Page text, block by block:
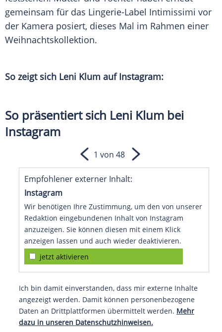
gemeinsam für das Lingerie-Label Intimissimi vor
der Kamera posiert, dieses Mal im Rahmen einer
Weihnachtskollektion.
So zeigt sich Leni Klum auf Instagram:
So präsentiert sich Leni Klum bei
Instagram
Empfohlener externer Inhalt:
Instagram
Wir benötigen Ihre Zustimmung, um den von unserer
Redaktion eingebundenen Inhalt von Instagram
anzuzeigen. Sie können diesen mit einem Klick
anzeigen lassen und auch wieder deaktivieren.
jetzt aktivieren
Ich bin damit einverstanden, dass mir externe Inhalte
angezeigt werden. Damit können personenbezogene
Daten an Drittplattformen übermittelt werden. Mehr
dazu in unseren Datenschutzhinweisen.
1 von 48